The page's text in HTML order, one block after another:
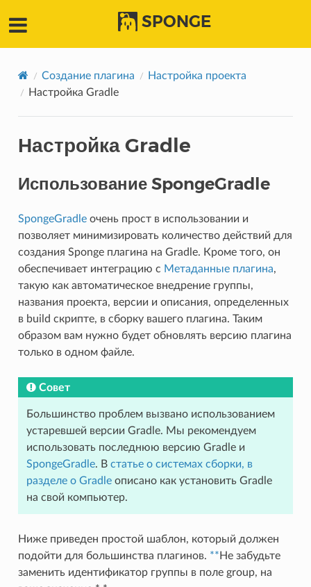
SPONGE
Создание плагина
Настройка проекта
Настройка Gradle
Настройка Gradle
Использование SpongeGradle
SpongeGradleочень прост в использовании и
позволяет минимизировать количество действий для
создания Sponge плагина на Gradle. Кроме того, он
обеспечивает интеграцию с Метаданные плагина,
такую как автоматическое внедрение группы,
названия проекта, версии и описания, определенных
в build скрипте, в сборку вашего плагина. Таким
образом вам нужно будет обновлять версию плагина
только в одном файле.
Совет
Большинство проблем вызвано использованием
устаревшей версии Gradle. Мы рекомендуем
использовать последнюю версию Gradle и
SpongeGradle. В статье о системах сборки, в
разделе о Gradleописано как установить Gradle
на свой компьютер.
Ниже приведен простой шаблон, который должен
подойти для большинства плагинов. ** Не забудьте
заменить идентификатор группы в поле group, на